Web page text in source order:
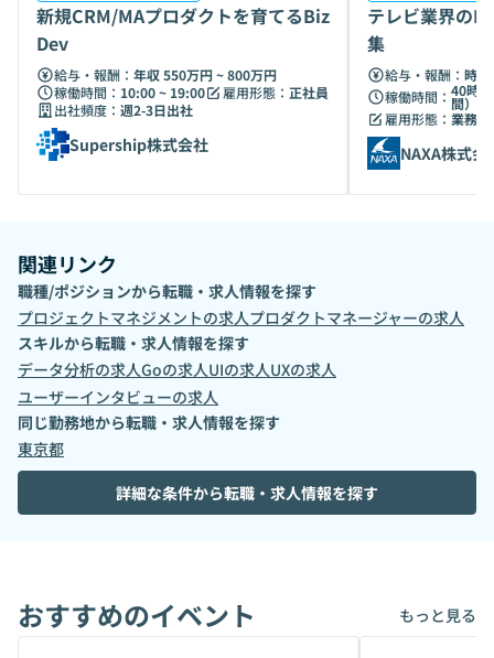
新規CRM/MAプロダクトを育てるBiz
Dev
給与・報酬： 年収 550万円 ~ 800万円
稼働時間： 10:00 ~ 19:00 雇用形態： 正社員
出社頻度： 週2-3日出社
Supership株式会社
テレビ業界の
集
給与・報酬： 時
稼働時間： 40時
間）
雇用形態： 業務委
NAXA株式会
関連リンク
職種/ポジションから転職・求人情報を探す
プロジェクトマネジメントの求人プロダクトマネージャーの求人
スキルから転職・求人情報を探す
データ分析の求人Goの求人UIの求人UXの求人
ユーザーインタビューの求人
同じ勤務地から転職・求人情報を探す
東京都
詳細な条件から転職・求人情報を探す
おすすめのイベント もっと見る